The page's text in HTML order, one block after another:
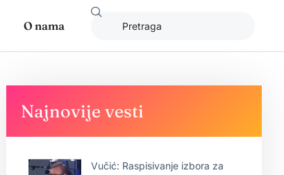
O nama
Najnovije vesti
Vučić: Raspisivanje izbora za